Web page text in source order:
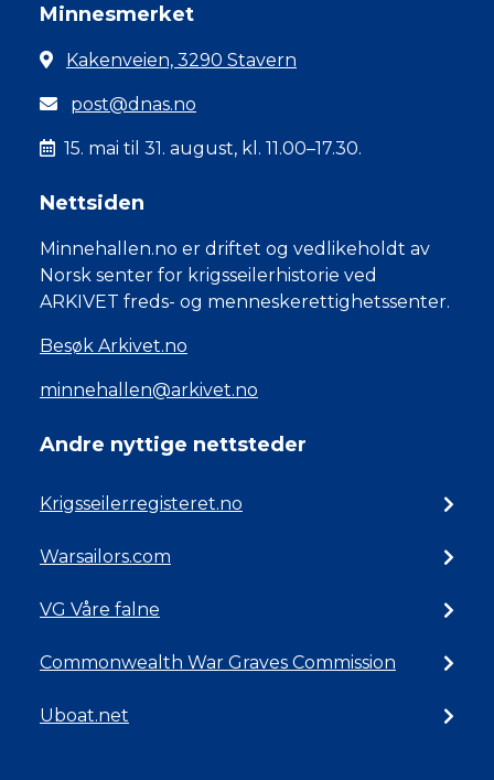
Minnesmerket
Kakenveien, 3290 Stavern
post@dnas.no
15. mai til 31. august, kl. 11.00–17.30.
Nettsiden
Minnehallen.no er driftet og vedlikeholdt av
Norsk senter for krigsseilerhistorie ved
ARKIVET freds- og menneskerettighetssenter.
Besøk Arkivet.no
minnehallen@arkivet.no
Andre nyttige nettsteder
Krigsseilerregisteret.no
Warsailors.com
VG Våre falne
Commonwealth War Graves Commission
Uboat.net